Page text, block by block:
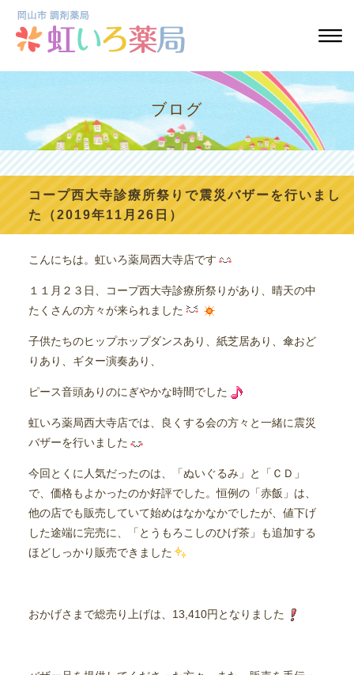
ブログ
コープ西大寺診療所祭りで震災バザーを行いまし
た（2019年11月26日）
こんにちは。虹いろ薬局西大寺店です
１１月２３日、コープ西大寺診療所祭りがあり、晴天の中
たくさんの方々が来られました
子供たちのヒップホップダンスあり、紙芝居あり、傘おど
りあり、ギター演奏あり、
ピース音頭ありのにぎやかな時間でした
虹いろ薬局西大寺店では、良くする会の方々と一緒に震災
バザーを行いました
今回とくに人気だったのは、「ぬいぐるみ」と「ＣＤ」
で、価格もよかったのか好評でした。恒例の「赤飯」は、
他の店でも販売していて始めはなかなかでしたが、値下げ
した途端に完売に、「とうもろこしのひげ茶」も追加する
ほどしっかり販売できました
おかげさまで総売り上げは、13,410円となりました